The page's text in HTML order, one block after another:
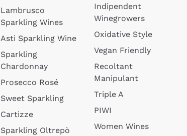
Lambrusco
Sparkling Wines
Asti Sparkling Wine
Sparkling
Chardonnay
Prosecco Rosé
Sweet Sparkling
Cartizze
Sparkling Oltrepò
Indipendent
Winegrowers
Oxidative Style
Vegan Friendly
Recoltant
Manipulant
Triple A
PIWI
Women Wines